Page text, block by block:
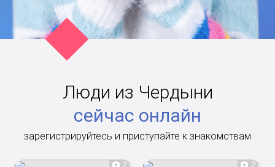
Люди из Чердыни
сейчас онлайн
зарегистрируйтесь и приступайте к знакомствам
2 2